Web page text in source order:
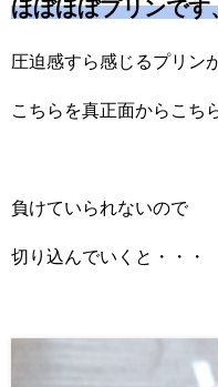
ほぼほぼプリンで
圧迫感すら感じるプリン
こちらを真正面からこち
負けていられないので
切り込んでいくと・・・